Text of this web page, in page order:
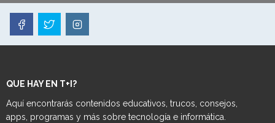
QUE HAY EN T+I?
Aquí encontrarás contenidos educativos, trucos, consejos,
apps, programas y más sobre tecnología e informática.